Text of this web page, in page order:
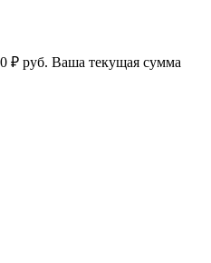
₽ руб. Ваша текущая сумма